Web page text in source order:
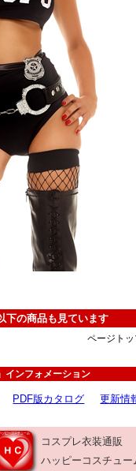
下の商品も見ています
ページト
インフォメーション
PDF版カタログ 更新情
コスプレ衣装通販
ハッピーコスチュー